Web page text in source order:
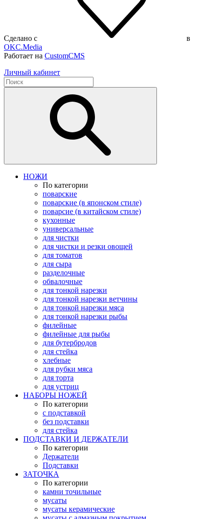
Сделано с
в
OKC.Media
Работает на CustomCMS
Личный кабинет
НОЖИ
По категории
поварские
поварские (в японском стиле)
поварсие (в китайском стиле)
кухонные
универсальные
для чистки
для чистки и резки овощей
для томатов
для сыра
разделочные
обвалочные
для тонкой нарезки
для тонкой нарезки ветчины
для тонкой нарезки мяса
для тонкой нарезки рыбы
филейные
филейные для рыбы
для бутербродов
для стейка
хлебные
для рубки мяса
для торта
для устриц
НАБОРЫ НОЖЕЙ
По категории
с подставкой
без подставки
для стейка
ПОДСТАВКИ И ДЕРЖАТЕЛИ
По категории
Держатели
Подставки
ЗАТОЧКА
По категории
камни точильные
мусаты
мусаты керамические